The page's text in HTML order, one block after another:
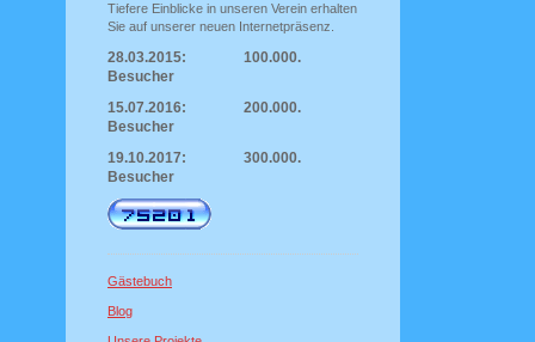
Tiefere Einblicke in unseren Verein erhalten
Sie auf unserer neuen Internetpräsenz.
28.03.2015: 100.000.
Besucher
15.07.2016: 200.000.
Besucher
19.10.2017: 300.000.
Besucher
Gästebuch
Blog